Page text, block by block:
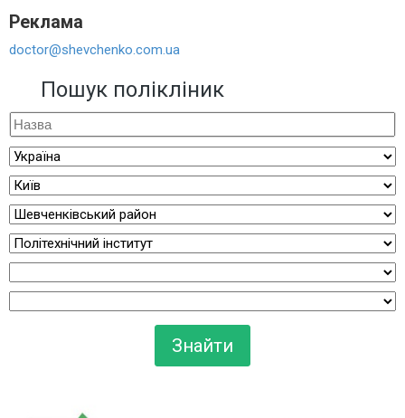
Реклама
doctor@shevchenko.com.ua
Пошук полікліник